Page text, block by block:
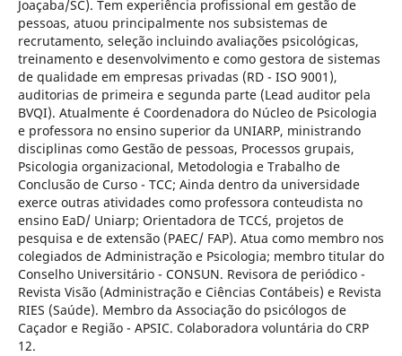
Joaçaba/SC). Tem experiência profissional em gestão de
pessoas, atuou principalmente nos subsistemas de
recrutamento, seleção incluindo avaliações psicológicas,
treinamento e desenvolvimento e como gestora de sistemas
de qualidade em empresas privadas (RD - ISO 9001),
auditorias de primeira e segunda parte (Lead auditor pela
BVQI). Atualmente é Coordenadora do Núcleo de Psicologia
e professora no ensino superior da UNIARP, ministrando
disciplinas como Gestão de pessoas, Processos grupais,
Psicologia organizacional, Metodologia e Trabalho de
Conclusão de Curso - TCC; Ainda dentro da universidade
exerce outras atividades como professora conteudista no
ensino EaD/ Uniarp; Orientadora de TCC´s, projetos de
pesquisa e de extensão (PAEC/ FAP). Atua como membro nos
colegiados de Administração e Psicologia; membro titular do
Conselho Universitário - CONSUN. Revisora de periódico -
Revista Visão (Administração e Ciências Contábeis) e Revista
RIES (Saúde). Membro da Associação do psicólogos de
Caçador e Região - APSIC. Colaboradora voluntária do CRP
12.